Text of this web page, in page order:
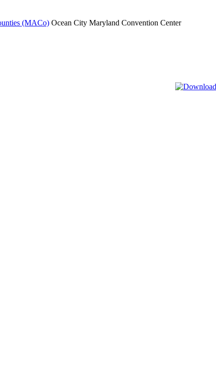
(MACo) Ocean City Maryland Convention Center